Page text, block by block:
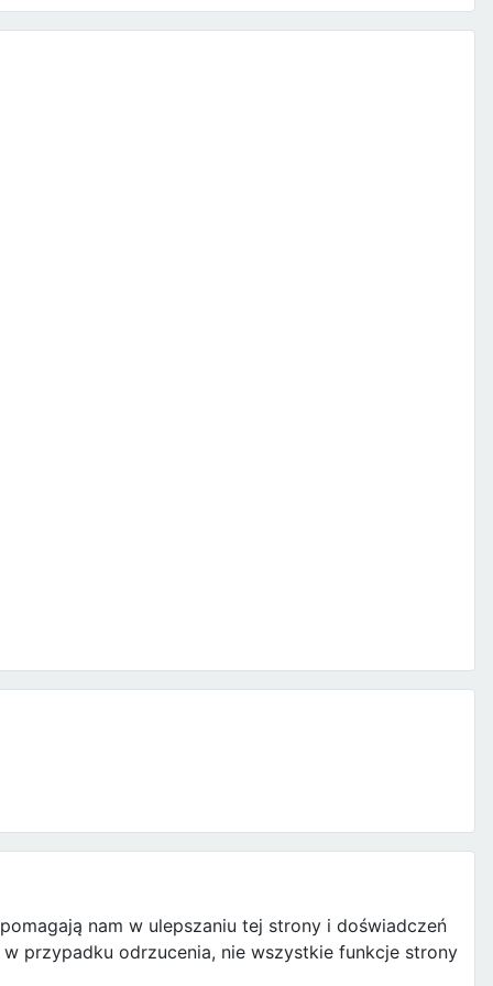
nam w ulepszaniu tej strony i doświadczeń
przypadku odrzucenia, nie wszystkie funkcje strony